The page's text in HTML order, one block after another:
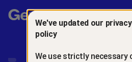
Gen™
We've updated our
policy
We use strictly necessary